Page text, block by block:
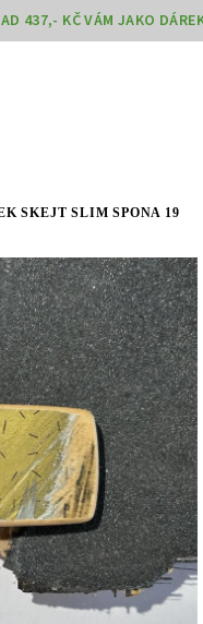
437,- KČ VÁM JAKO
SKEJT SLIM SPONA 19